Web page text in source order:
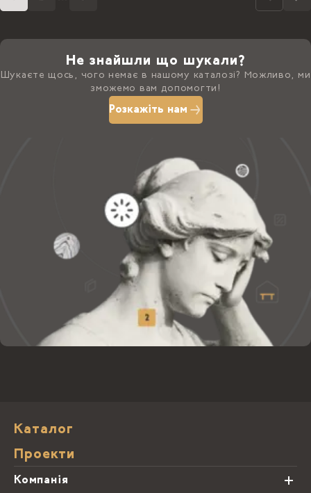
Не знайшли що шукали?
Шукаєте щось, чого немає в нашому каталозі? Можливо, ми
зможемо вам допомогти!
Розкажіть нам
Каталог
Проекти
Компанія